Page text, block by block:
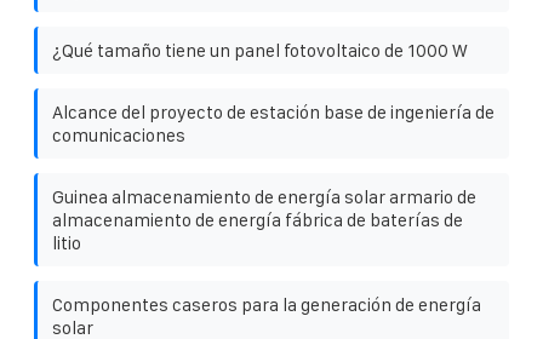
¿Qué tamaño tiene un panel fotovoltaico de 1000 W
Alcance del proyecto de estación base de ingeniería de
comunicaciones
Guinea almacenamiento de energía solar armario de
almacenamiento de energía fábrica de baterías de
litio
Componentes caseros para la generación de energía
solar